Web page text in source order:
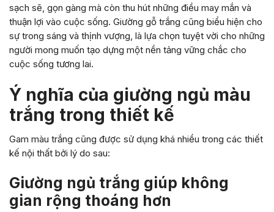
sạch sẽ, gọn gàng mà còn thu hút những điều may mắn và
thuận lợi vào cuộc sống. Giường gỗ trắng cũng biểu hiện cho
sự trong sáng và thịnh vượng, là lựa chọn tuyệt vời cho những
người mong muốn tạo dựng một nền tảng vững chắc cho
cuộc sống tương lai.
Ý nghĩa của giường ngủ màu
trắng trong thiết kế
Gam màu trắng cũng được sử dụng khá nhiều trong các thiết
kế nội thất bởi lý do sau:
Giường ngủ trắng giúp không
gian rộng thoáng hơn